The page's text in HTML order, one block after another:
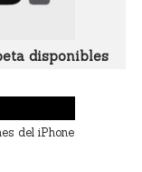
disponibles
del iPhone